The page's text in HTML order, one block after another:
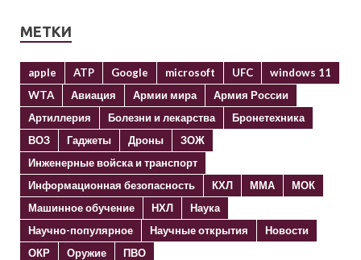
МЕТКИ
apple ATP Google microsoft UFC
windows 11
WTA
Авиация Армии мира
Армия России
Артиллерия
Болезни и лекарства
Бронетехника
ВОЗ
Гаджеты Дроны
ЗОЖ
Инженерные войска и транспорт
Информационная безопасность
КХЛ ММА
МОК
Машинное обучение
НХЛ
Наука
Научно-популярное
Научные открытия
Новости
ОКР
Оружие
ПВО